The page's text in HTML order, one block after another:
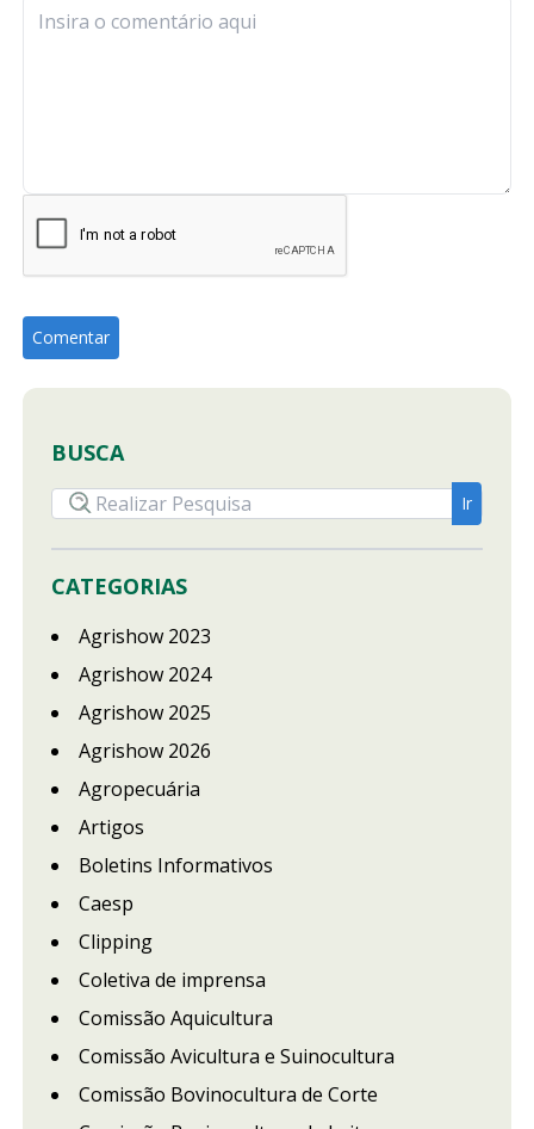
BUSCA
CATEGORIAS
Agrishow 2023
Agrishow 2024
Agrishow 2025
Agrishow 2026
Agropecuária
Artigos
Boletins Informativos
Caesp
Clipping
Coletiva de imprensa
Comissão Aquicultura
Comissão Avicultura e Suinocultura
Comissão Bovinocultura de Corte